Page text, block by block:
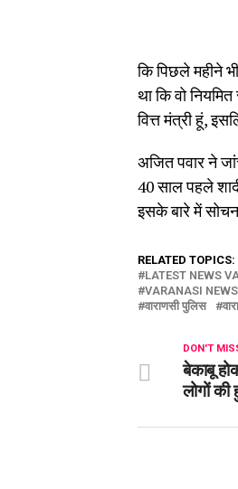
कि पिछले महीने
था कि वो
वित्त मंत्री हूं,
अजित पवार ने
40 साल पहले
इसके बारे में
RELATED TOPICS:
LATEST NEWS
VARANASI
वाराणसी पुलिस
DON'T
बेकाबू
लोगों की